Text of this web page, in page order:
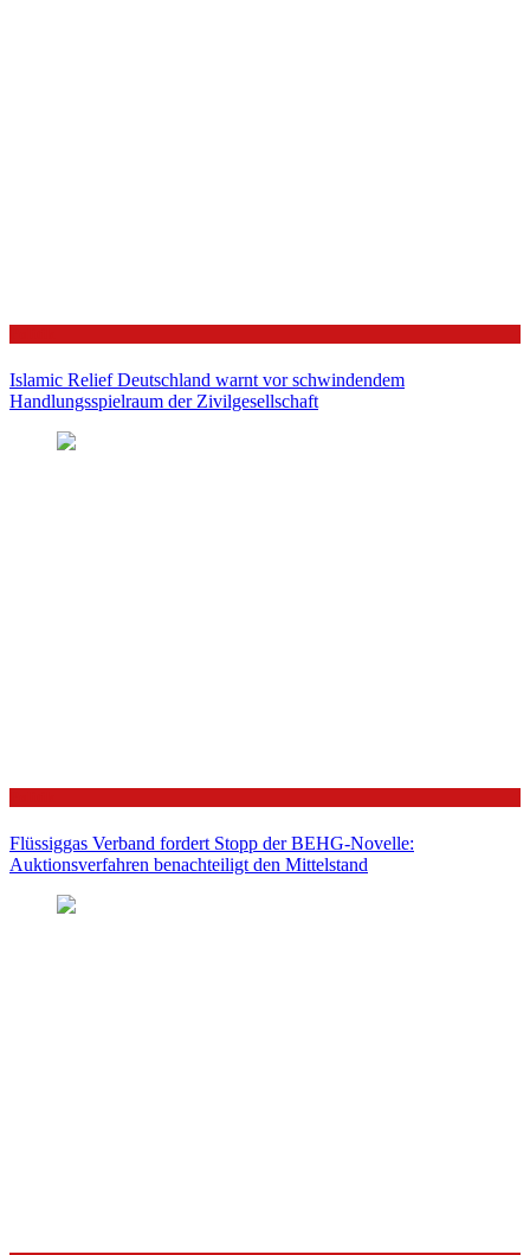
Islamic Relief Deutschland warnt vor schwindendem
Handlungsspielraum der Zivilgesellschaft
Flüssiggas Verband fordert Stopp der BEHG-Novelle:
Auktionsverfahren benachteiligt den Mittelstand